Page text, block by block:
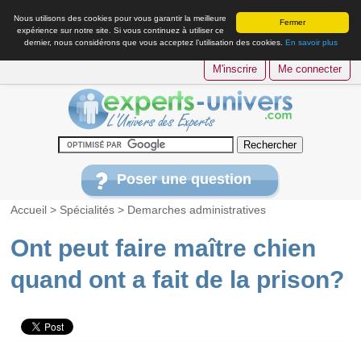
Fermer
Nous utilisons des cookies pour vous garantir la meilleure
expérience sur notre site. Si vous continuez à utiliser ce
dernier, nous considérons que vous acceptez l’utilisation des cookies. En savoir plus
M'inscrire Me connecter
Poser une question
Accueil > Spécialités > Demarches administratives
Ont peut faire maître chien
quand ont a fait de la prison?